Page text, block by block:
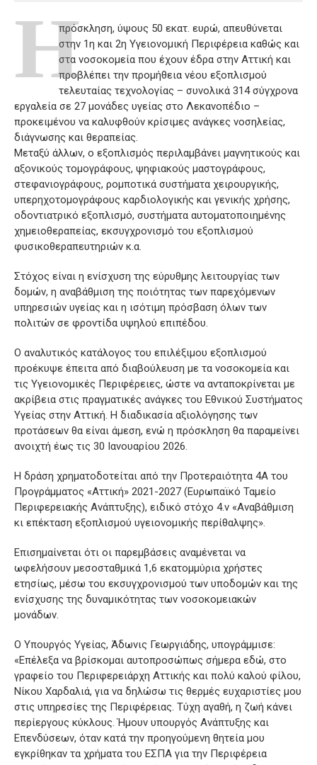
Ηπρόσκληση, ύψους 50 εκατ. ευρώ, απευθύνεται
στην 1η και 2η Υγειονομική Περιφέρεια καθώς και
στα νοσοκομεία που έχουν έδρα στην Αττική και
προβλέπει την προμήθεια νέου εξοπλισμού
τελευταίας τεχνολογίας – συνολικά 314 σύγχρονα
εργαλεία σε 27 μονάδες υγείας στο Λεκανοπέδιο –
προκειμένου να καλυφθούν κρίσιμες ανάγκες νοσηλείας,
διάγνωσης και θεραπείας.
Μεταξύ άλλων, ο εξοπλισμός περιλαμβάνει μαγνητικούς και
αξονικούς τομογράφους, ψηφιακούς μαστογράφους,
στεφανιογράφους, ρομποτικά συστήματα χειρουργικής,
υπερηχοτομογράφους καρδιολογικής και γενικής χρήσης,
οδοντιατρικό εξοπλισμό, συστήματα αυτοματοποιημένης
χημειοθεραπείας, εκσυγχρονισμό του εξοπλισμού
φυσικοθεραπευτηριών κ.α.
Στόχος είναι η ενίσχυση της εύρυθμης λειτουργίας των
δομών, η αναβάθμιση της ποιότητας των παρεχόμενων
υπηρεσιών υγείας και η ισότιμη πρόσβαση όλων των
πολιτών σε φροντίδα υψηλού επιπέδου.
Ο αναλυτικός κατάλογος του επιλέξιμου εξοπλισμού
προέκυψε έπειτα από διαβούλευση με τα νοσοκομεία και
τις Υγειονομικές Περιφέρειες, ώστε να ανταποκρίνεται με
ακρίβεια στις πραγματικές ανάγκες του Εθνικού Συστήματος
Υγείας στην Αττική. Η διαδικασία αξιολόγησης των
προτάσεων θα είναι άμεση, ενώ η πρόσκληση θα παραμείνει
ανοιχτή έως τις 30 Ιανουαρίου 2026.
Η δράση χρηματοδοτείται από την Προτεραιότητα 4Α του
Προγράμματος «Αττική» 2021-2027 (Ευρωπαϊκό Ταμείο
Περιφερειακής Ανάπτυξης), ειδικό στόχο 4.v «Αναβάθμιση
κι επέκταση εξοπλισμού υγειονομικής περίθαλψης».
Επισημαίνεται ότι οι παρεμβάσεις αναμένεται να
ωφελήσουν μεσοσταθμικά 1,6 εκατομμύρια χρήστες
ετησίως, μέσω του εκσυγχρονισμού των υποδομών και της
ενίσχυσης της δυναμικότητας των νοσοκομειακών
μονάδων.
Ο Υπουργός Υγείας, Άδωνις Γεωργιάδης, υπογράμμισε:
«Επέλεξα να βρίσκομαι αυτοπροσώπως σήμερα εδώ, στο
γραφείο του Περιφερειάρχη Αττικής και πολύ καλού φίλου,
Νίκου Χαρδαλιά, για να δηλώσω τις θερμές ευχαριστίες μου
στις υπηρεσίες της Περιφέρειας. Τύχη αγαθή, η ζωή κάνει
περίεργους κύκλους. Ήμουν υπουργός Ανάπτυξης και
Επενδύσεων, όταν κατά την προηγούμενη θητεία μου
εγκρίθηκαν τα χρήματα του ΕΣΠΑ για την Περιφέρεια